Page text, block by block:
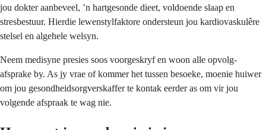
jou dokter aanbeveel, ’n hartgesonde dieet, voldoende slaap en
stresbestuur. Hierdie lewenstylfaktore ondersteun jou kardiovaskulêre
stelsel en algehele welsyn.
Neem medisyne presies soos voorgeskryf en woon alle opvolg-
afsprake by. As jy vrae of kommer het tussen besoeke, moenie huiwer
om jou gesondheidsorgverskaffer te kontak eerder as om vir jou
volgende afspraak te wag nie.